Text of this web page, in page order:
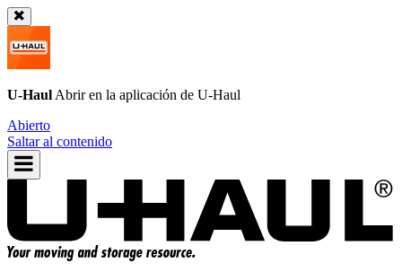
U-Haul Abrir en la aplicación de U-Haul
Abierto
Saltar al contenido